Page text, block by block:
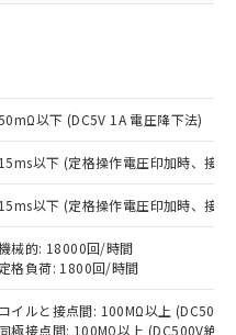
以下 (DC5V 1A 電圧降下法)
15ms以下 (定格操作電圧印加時、接
15ms以下 (定格操作電圧印加時、接
械的: 18000回/時間
定格負荷: 1800回/時間
コイルと接点間: 100MΩ以上
同極接点間: 100MΩ以上 (DC500V絶縁
だき、同意のうえ
制御機器事業取扱
および標準価格
いただくもので
扱商品の中には、
となる商品もある
い。
、対応品を出す予
指令（10物質）の
中または確認中の
ど無形物で、有
商品です。
非含有部品として
明した場合などや
率が中国RoHSの
示します。
有率が中国RoHSの
を示します。
製品のうち、外国